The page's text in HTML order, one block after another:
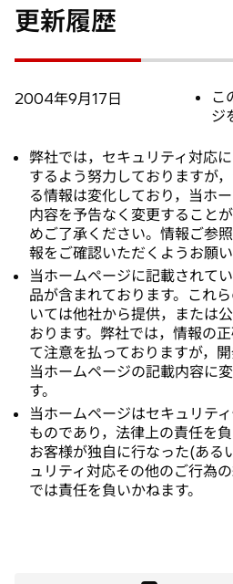
更新履歴
2004年9月17日
こ
ジ
弊社では，セキュリティ対応
するよう努力しておりますが
る情報は変化しており，当ホ
内容を予告なく変更すること
めご了承ください。情報ご参
報をご確認いただくようお願い
当ホームページに記載されて
品が含まれております。これ
いては他社から提供，または
おります。弊社では，情報の
て注意を払っておりますが，
当ホームページの記載内容に
す。
当ホームページはセキュリテ
ものであり，法律上の責任を
お客様が独自に行なった(ある
ュリティ対応その他のご行為
では責任を負いかねます。